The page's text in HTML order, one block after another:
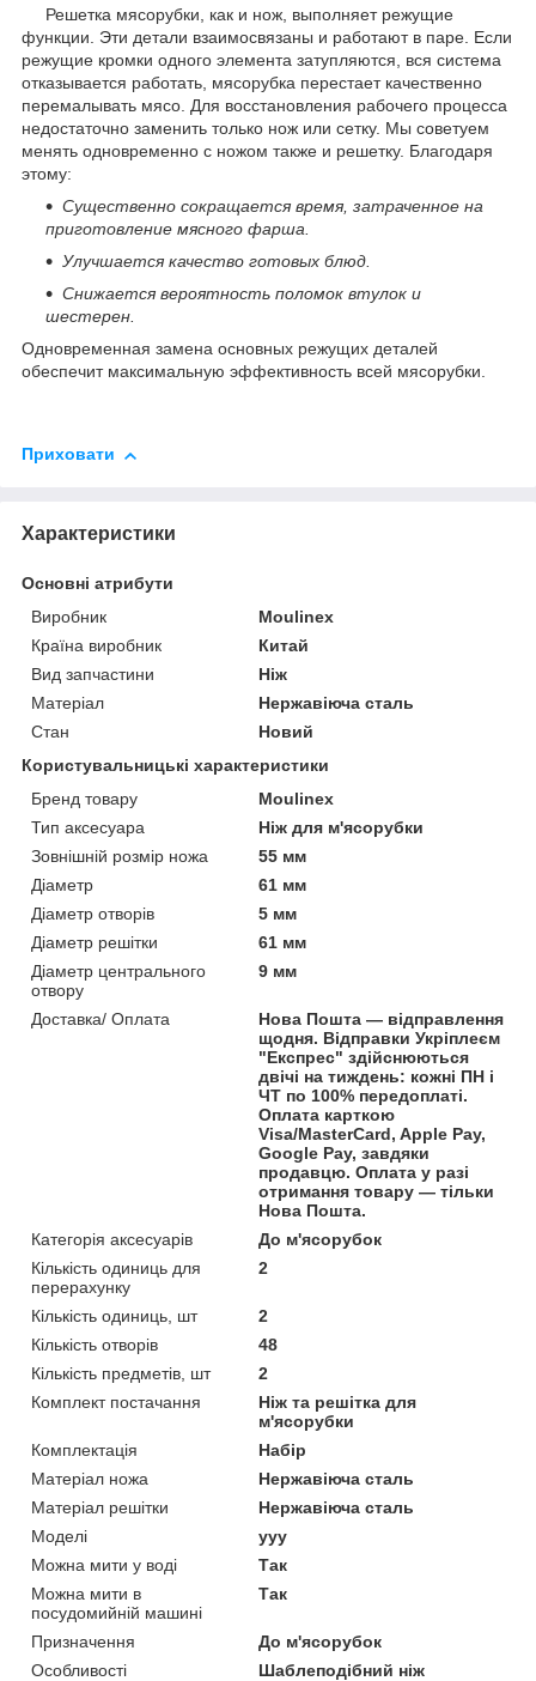
Решетка мясорубки, как и нож, выполняет режущие
функции. Эти детали взаимосвязаны и работают в паре. Если
режущие кромки одного элемента затупляются, вся система
отказывается работать, мясорубка перестает качественно
перемалывать мясо. Для восстановления рабочего процесса
недостаточно заменить только нож или сетку. Мы советуем
менять одновременно с ножом также и решетку. Благодаря
этому:
Существенно сокращается время, затраченное на
приготовление мясного фарша.
Улучшается качество готовых блюд.
Снижается вероятность поломок втулок и
шестерен.
Одновременная замена основных режущих деталей
обеспечит максимальную эффективность всей мясорубки.
Приховати
Характеристики
Основні атрибути
Виробник
Moulinex
Країна виробник
Китай
Вид запчастини
Ніж
Матеріал
Нержавіюча сталь
Стан
Новий
Користувальницькі характеристики
Бренд товару
Moulinex
Тип аксесуара
Ніж для м'ясорубки
Зовнішній розмір ножа
55 мм
Діаметр
61 мм
Діаметр отворів
5 мм
Діаметр решітки
61 мм
Діаметр центрального
отвору
9 мм
Доставка/ Оплата
Нова Пошта — відправлення
щодня. Відправки Укріплеєм
"Експрес" здійснюються
двічі на тиждень: кожні ПН і
ЧТ по 100% передоплаті.
Оплата карткою
Visa/MasterCard, Apple Pay,
Google Pay, завдяки
продавцю. Оплата у разі
отримання товару — тільки
Нова Пошта.
Категорія аксесуарів
До м'ясорубок
Кількість одиниць для
перерахунку
2
Кількість одиниць, шт
2
Кількість отворів
48
Кількість предметів, шт
2
Комплект постачання
Ніж та решітка для
м'ясорубки
Комплектація
Набір
Матеріал ножа
Нержавіюча сталь
Матеріал решітки
Нержавіюча сталь
Моделі
yyy
Можна мити у воді
Так
Можна мити в
посудомийній машині
Так
Призначення
До м'ясорубок
Особливості
Шаблеподібний ніж